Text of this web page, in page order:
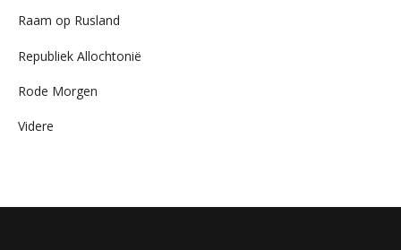
Raam op Rusland
Republiek Allochtonië
Rode Morgen
Videre